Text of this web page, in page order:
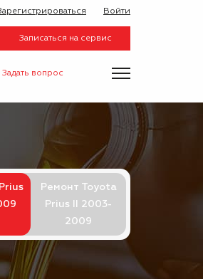
Записаться на сервис
Войти
Задать вопрос
Ремонт Toyota
Prius II 2003-
2009